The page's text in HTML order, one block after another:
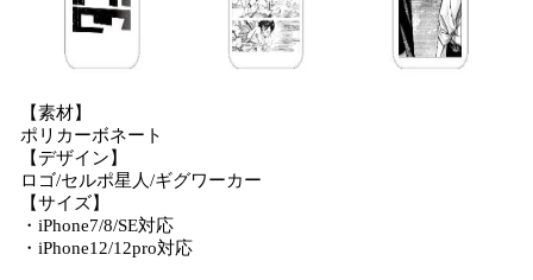
【素材】
ポリカーボネート
【デザイン】
ロゴ/セルポ星人/ギグワーカー
【サイズ】
・iPhone7/8/SE対応
・iPhone12/12pro対応